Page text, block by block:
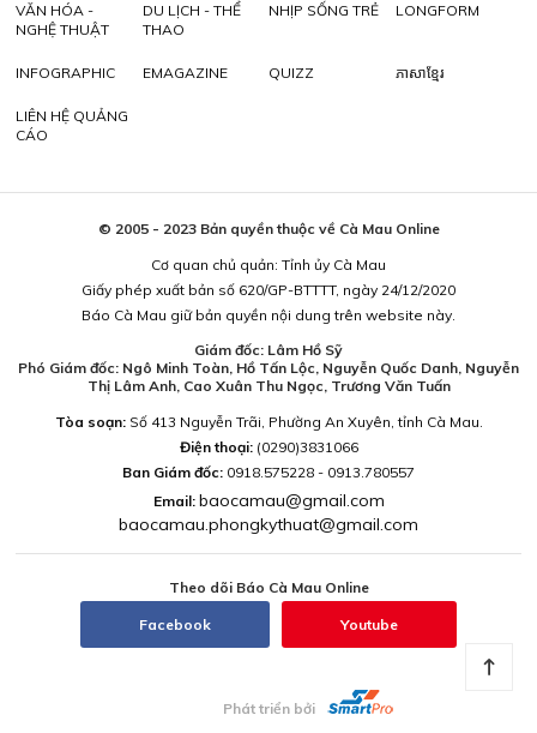
VĂN HÓA -
NGHỆ THUẬT
DU LỊCH - THỂ
THAO
NHỊP SỐNG TRẺ LONGFORM
INFOGRAPHIC EMAGAZINE QUIZZ ភាសាខ្មែរ
LIÊN HỆ QUẢNG
CÁO
© 2005 - 2023 Bản quyền thuộc về Cà Mau Online
Cơ quan chủ quản: Tỉnh ủy Cà Mau
Giấy phép xuất bản số 620/GP-BTTTT, ngày 24/12/2020
Báo Cà Mau giữ bản quyền nội dung trên website này.
Giám đốc: Lâm Hồ Sỹ
Phó Giám đốc: Ngô Minh Toàn, Hồ Tấn Lộc, Nguyễn Quốc Danh, Nguyễn
Thị Lâm Anh, Cao Xuân Thu Ngọc, Trương Văn Tuấn
Tòa soạn:Số 413 Nguyễn Trãi, Phường An Xuyên, tỉnh Cà Mau.
Điện thoại: (0290)3831066
Ban Giám đốc: 0918.575228 - 0913.780557
Email: baocamau@gmail.com
baocamau.phongkythuat@gmail.com
Theo dõi Báo Cà Mau Online
Facebook Youtube
Phát triển bởi